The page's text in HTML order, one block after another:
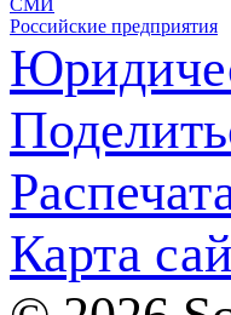
Российские предприятия
Карта